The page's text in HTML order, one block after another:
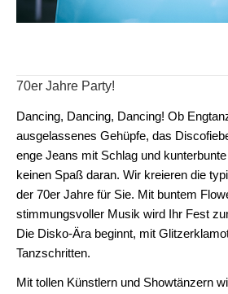
70er Jahre Party!
Dancing, Dancing, Dancing! Ob
ausgelassenes Gehüpfe, das
enge Jeans mit Schlag und
keinen Spaß daran. Wir kreieren die
der 70er Jahre für Sie. Mit buntem
stimmungsvoller Musik wird Ihr Fest
Die Disko-Ära beginnt, mit
Tanzschritten.
Mit tollen Künstlern und Showtänzern